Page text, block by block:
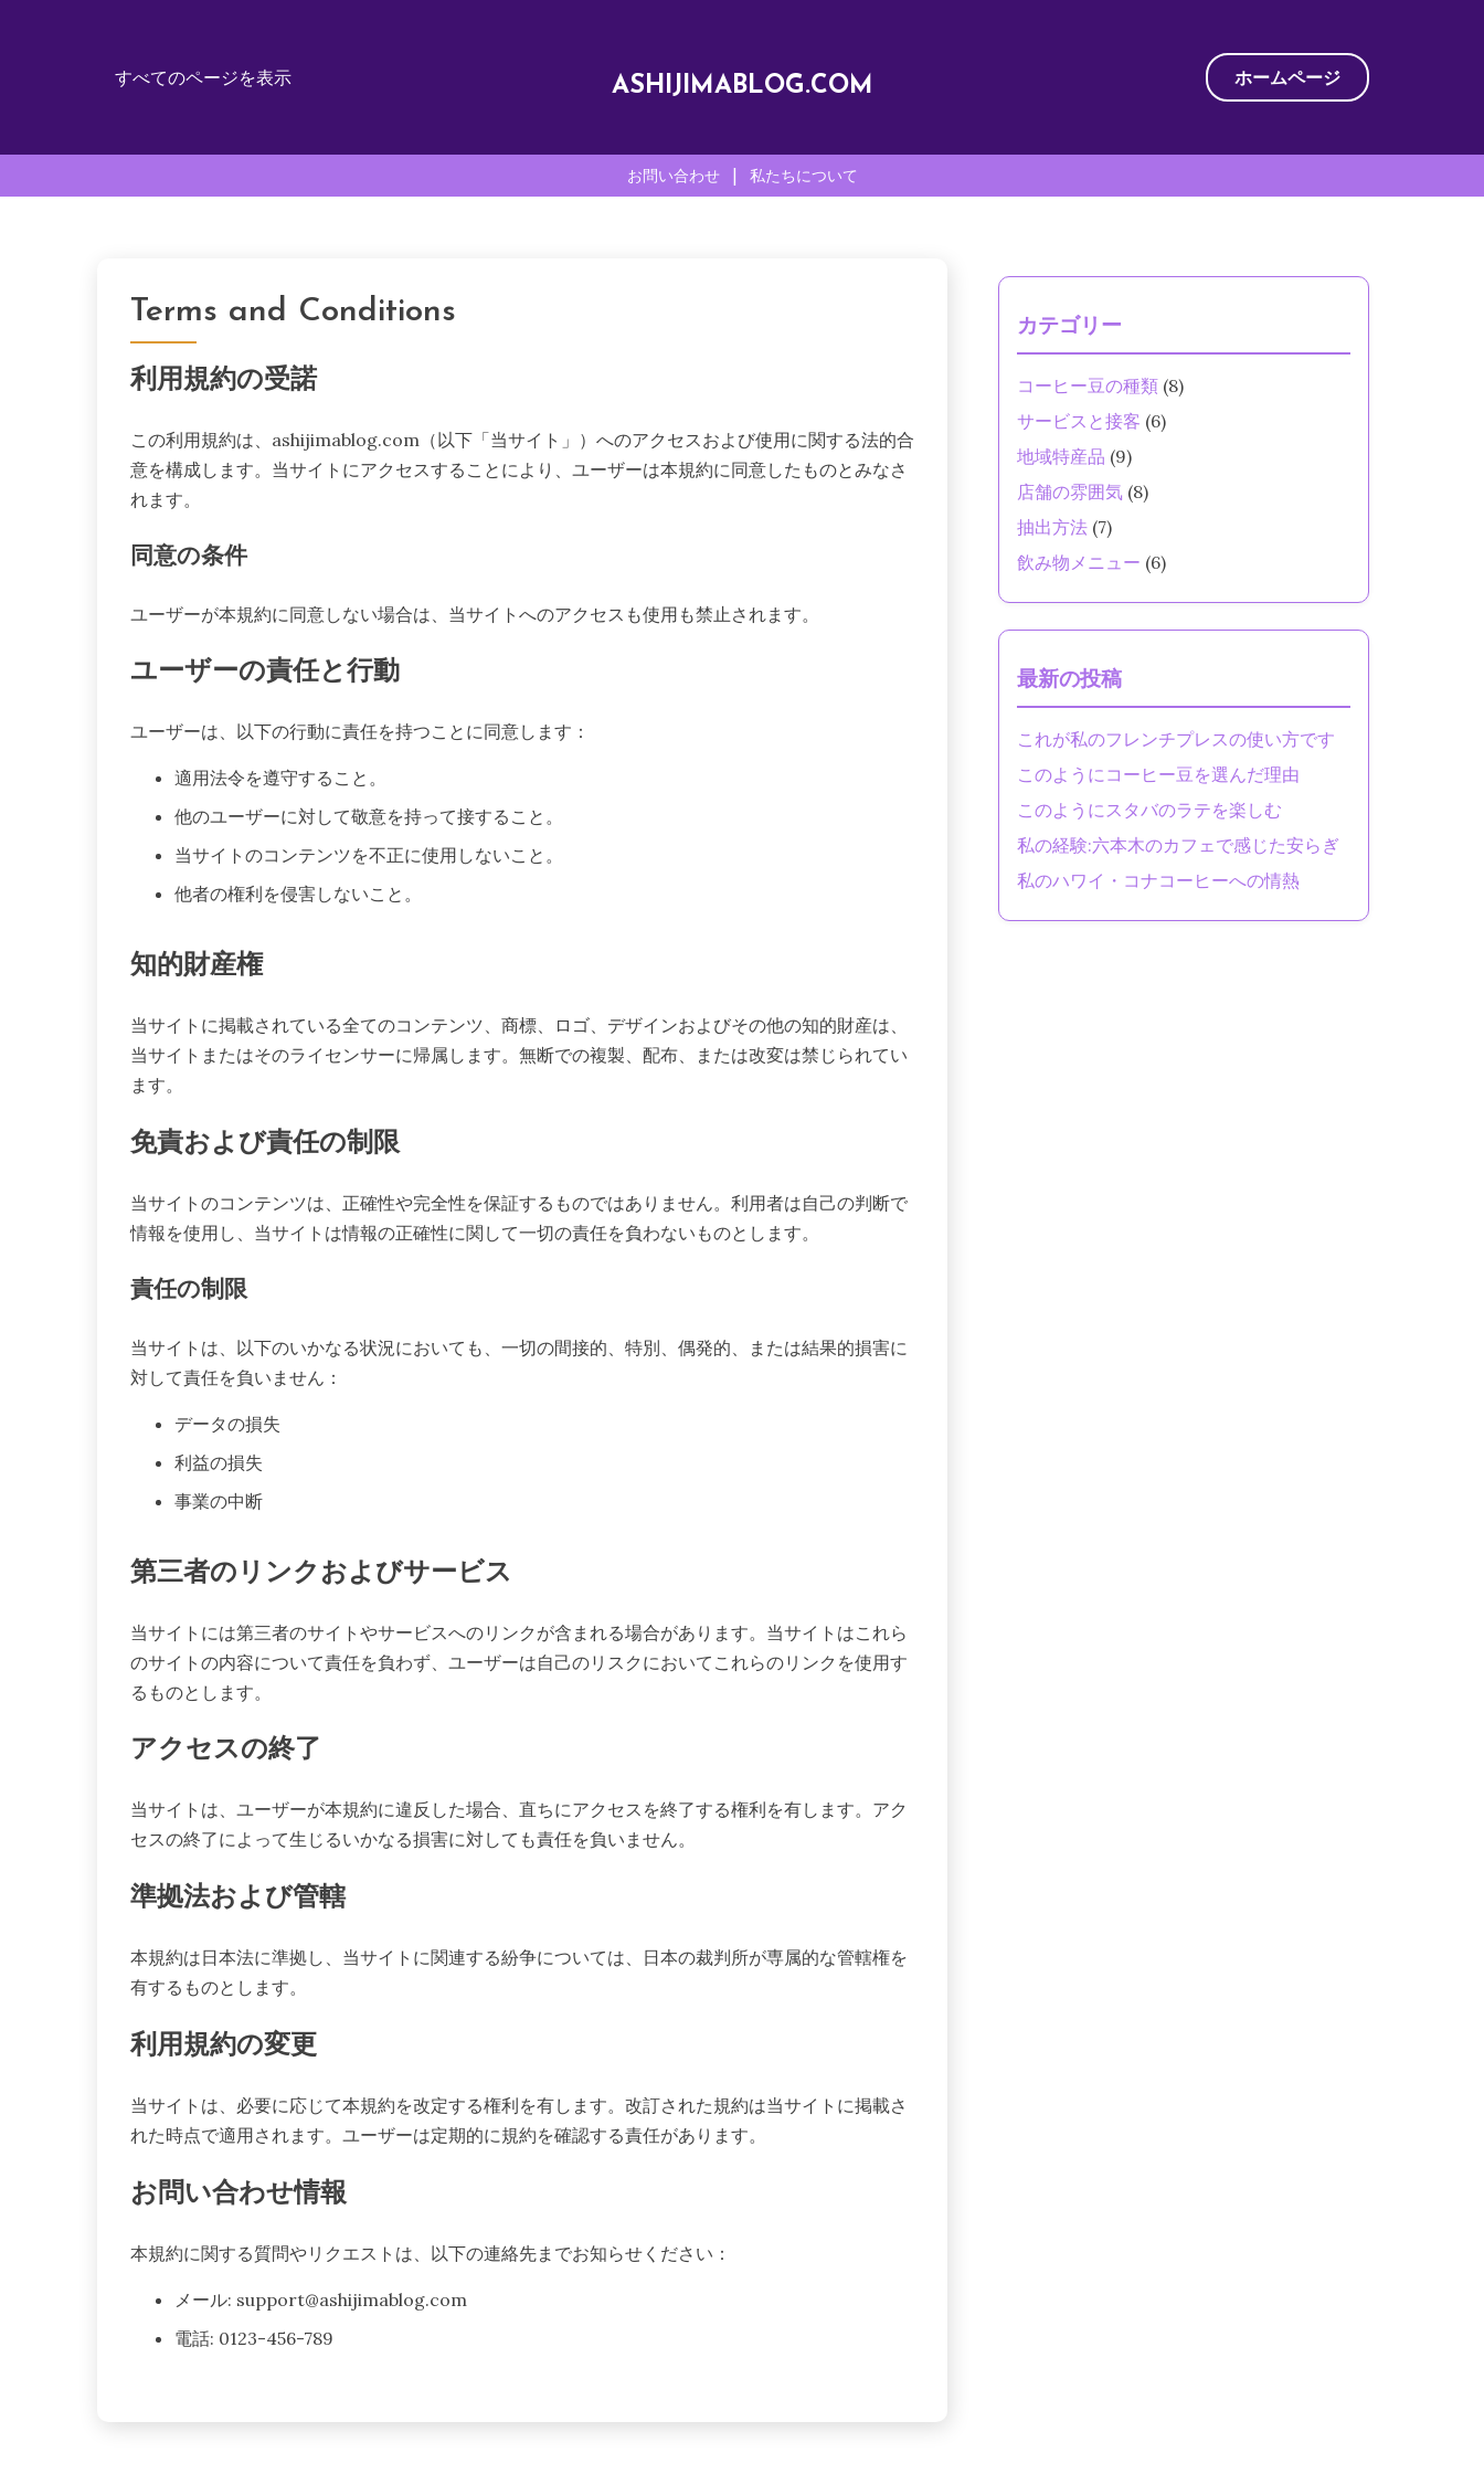
すべてのページを表示 ASHIJIMABLOG.COM ホームページ
お問い合わせ 私たちについて
Terms and Conditions
利用規約の受諾
この利用規約は、ashijimablog.com（以下「当サイト」）へのアクセスおよび使用に関する法的合
意を構成します。当サイトにアクセスすることにより、ユーザーは本規約に同意したものとみなさ
れます。
同意の条件
ユーザーが本規約に同意しない場合は、当サイトへのアクセスも使用も禁止されます。
ユーザーの責任と行動
ユーザーは、以下の行動に責任を持つことに同意します：
適用法令を遵守すること。
他のユーザーに対して敬意を持って接すること。
当サイトのコンテンツを不正に使用しないこと。
他者の権利を侵害しないこと。
知的財産権
当サイトに掲載されている全てのコンテンツ、商標、ロゴ、デザインおよびその他の知的財産は、
当サイトまたはそのライセンサーに帰属します。無断での複製、配布、または改変は禁じられてい
ます。
免責および責任の制限
当サイトのコンテンツは、正確性や完全性を保証するものではありません。利用者は自己の判断で
情報を使用し、当サイトは情報の正確性に関して一切の責任を負わないものとします。
責任の制限
当サイトは、以下のいかなる状況においても、一切の間接的、特別、偶発的、または結果的損害に
対して責任を負いません：
データの損失
利益の損失
事業の中断
第三者のリンクおよびサービス
当サイトには第三者のサイトやサービスへのリンクが含まれる場合があります。当サイトはこれら
のサイトの内容について責任を負わず、ユーザーは自己のリスクにおいてこれらのリンクを使用す
るものとします。
アクセスの終了
当サイトは、ユーザーが本規約に違反した場合、直ちにアクセスを終了する権利を有します。アク
セスの終了によって生じるいかなる損害に対しても責任を負いません。
準拠法および管轄
本規約は日本法に準拠し、当サイトに関連する紛争については、日本の裁判所が専属的な管轄権を
有するものとします。
利用規約の変更
当サイトは、必要に応じて本規約を改定する権利を有します。改訂された規約は当サイトに掲載さ
れた時点で適用されます。ユーザーは定期的に規約を確認する責任があります。
お問い合わせ情報
本規約に関する質問やリクエストは、以下の連絡先までお知らせください：
メール: support@ashijimablog.com
電話: 0123-456-789
カテゴリー
コーヒー豆の種類 (8)
サービスと接客 (6)
地域特産品 (9)
店舗の雰囲気 (8)
抽出方法 (7)
飲み物メニュー (6)
最新の投稿
これが私のフレンチプレスの使い方です
このようにコーヒー豆を選んだ理由
このようにスタバのラテを楽しむ
私の経験:六本木のカフェで感じた安らぎ
私のハワイ・コナコーヒーへの情熱